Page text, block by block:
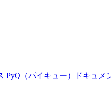
PyQ（パイキュー）ドキュメ